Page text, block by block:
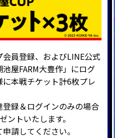
員登録、およびLINE公式
屋FARM大豊作」にログ
本戦チケット計6枚プレ
録＆ログインのみの場合
ントいたします。
請してください。